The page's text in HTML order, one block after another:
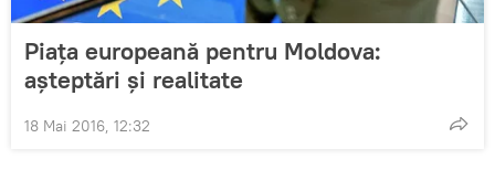
Piața europeană pentru Moldova:
așteptări și realitate
18 Mai 2016, 12:32